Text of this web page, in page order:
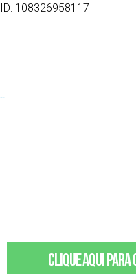
ID: 108326958117
Clique aqui